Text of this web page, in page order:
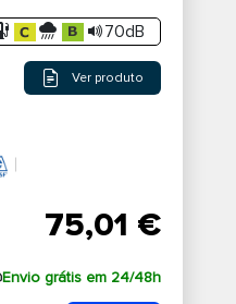
70dB
Ver produto
75,01 €
Envio grátis em 24/48h